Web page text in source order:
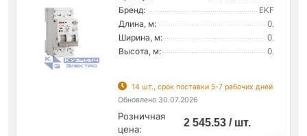
Бренд:
EKF
Длина, м:
0.
Ширина, м:
0.
Высота, м:
0.
14 шт., срок поставки 5-7 рабочих дней
Обновлено 30.07.2026
Розничная
цена:
2 545.53 / шт.